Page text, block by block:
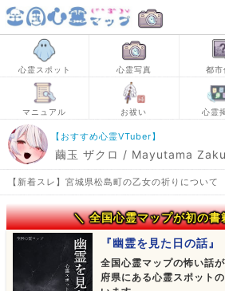
心霊スポット 心霊写真 都市
マニュアル お祓い 心霊
【おすすめ心霊VTuber】
繭玉 ザクロ / Mayutama
【新着スレ】宮城県松島町の乙女の祈りについて
＼ 全国心霊マップが初の書
『幽霊を見た日の話』
全国心霊マップの怖い話
府県にある心霊スポット